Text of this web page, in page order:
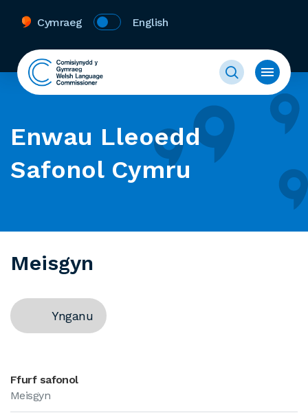
Cymraeg English
Enwau Lleoedd
Safonol Cymru
Meisgyn
Ynganu
Ffurf safonol
Meisgyn